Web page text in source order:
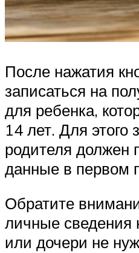
После нажатия
записаться на
для ребенка,
14 лет. Для этого
родителя должен
данные в первом
Обратите
личные
или дочери не